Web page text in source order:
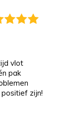
vlot
pak
zijn!